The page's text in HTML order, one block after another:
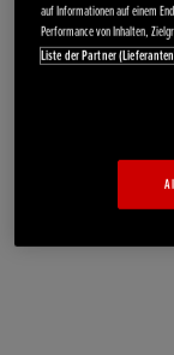
auf Informationen auf einem
Performance von Inhalten,
Liste der Partner